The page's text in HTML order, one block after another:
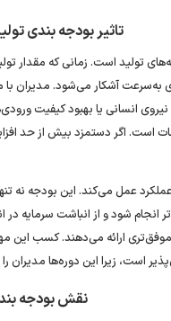
تاثیر بودجه‌ بندی
تولید است. زمانی که مقدار
به‌سرعت آشکار می‌شود. مدیران با
انسانی یا بهبود کیفیت
است. اگر دستمزد بیش از حد
عمل می‌کند. این بودجه نه
انجام شود و از انباشت سرمایه
موفق‌تری ارائه می‌دهند. کسب این
نقش بودجه‌